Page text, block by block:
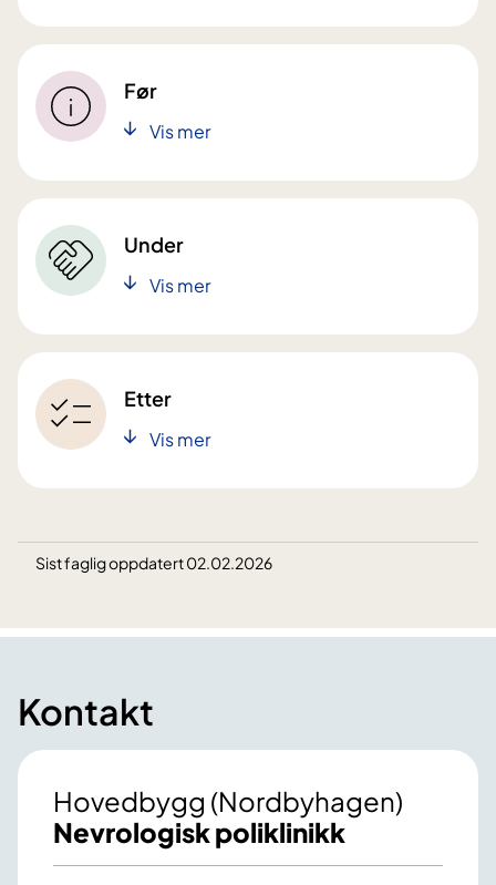
Før
Vis mer
Under
Vis mer
Etter
Vis mer
Sist faglig oppdatert 02.02.2026
Kontakt
Hovedbygg (Nordbyhagen)
Nevrologisk poliklinikk